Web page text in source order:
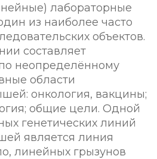
лабораторные
из наиболее часто
объектов.
составляет
по неопределённому
области
онкология, вакцины;
общие цели. Одной
генетических линий
является линия
линейных грызунов